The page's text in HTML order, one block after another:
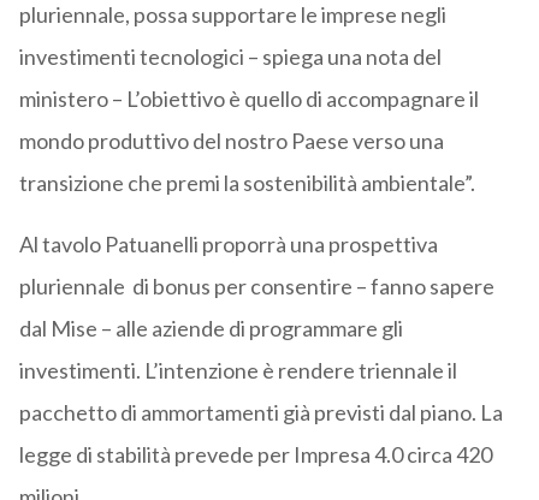
pluriennale, possa supportare le imprese negli
investimenti tecnologici – spiega una nota del
ministero – L’obiettivo è quello di accompagnare il
mondo produttivo del nostro Paese verso una
transizione che premi la sostenibilità ambientale”.
Al tavolo Patuanelli proporrà una prospettiva
pluriennale di bonus per consentire – fanno sapere
dal Mise – alle aziende di programmare gli
investimenti. L’intenzione è rendere triennale il
pacchetto di ammortamenti già previsti dal piano. La
legge di stabilità prevede per Impresa 4.0 circa 420